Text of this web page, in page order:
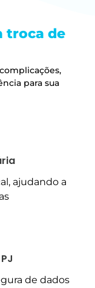
troca de
para sua
ajudando a
de dados